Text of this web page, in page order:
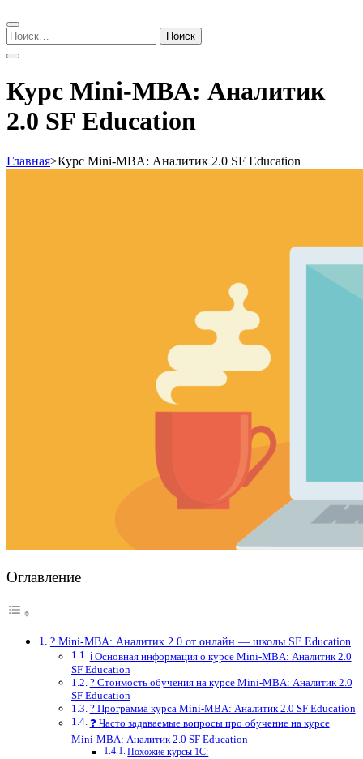
Найти:
Курс Mini-MBA: Аналитик
2.0 SF Education
Главная>Курс Mini-MBA: Аналитик 2.0 SF Education
Оглавление
? Mini-MBA: Аналитик 2.0 от онлайн — школы SF Education
ℹ️ Основная информация о курсе Mini-MBA: Аналитик 2.0
SF Education
? Стоимость обучения на курсе Mini-MBA: Аналитик 2.0
SF Education
? Программа курса Mini-MBA: Аналитик 2.0 SF Education
❓ Часто задаваемые вопросы про обучение на курсе
Mini-MBA: Аналитик 2.0 SF Education
Похожие курсы 1С: